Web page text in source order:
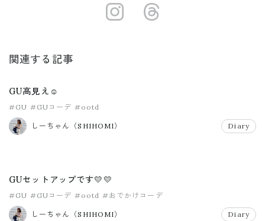
https://
関連する記事
GU高見え☺️
#GU #GUコーデ #ootd
しーちゃん（SHIHOMI） Diary
GUセットアップです💛💛
#GU #GUコーデ #ootd #おでかけコーデ
しーちゃん（SHIHOMI） Diary